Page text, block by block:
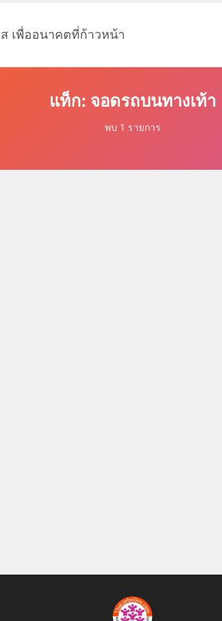
เพื่ออนาคตที่ก้าวหน้า
แท็ก: จอดรถบนทางเท้า
พบ 1 รายการ